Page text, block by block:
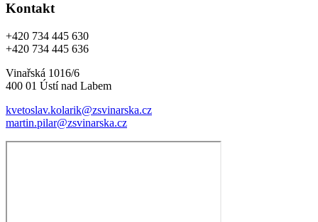
Kontakt
+420 734 445 630
+420 734 445 636
Vinařská 1016/6
400 01 Ústí nad Labem
kvetoslav.kolarik@zsvinarska.cz
martin.pilar@zsvinarska.cz